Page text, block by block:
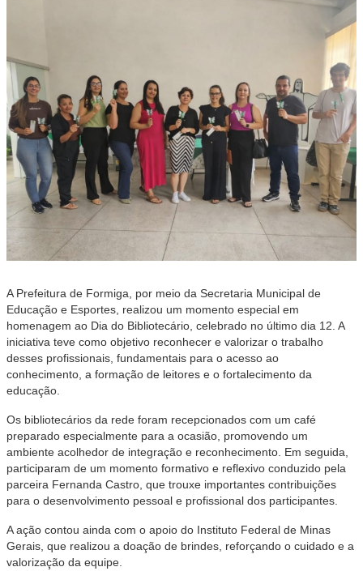
A Prefeitura de Formiga, por meio da Secretaria Municipal de
Educação e Esportes, realizou um momento especial em
homenagem ao Dia do Bibliotecário, celebrado no último dia 12. A
iniciativa teve como objetivo reconhecer e valorizar o trabalho
desses profissionais, fundamentais para o acesso ao
conhecimento, a formação de leitores e o fortalecimento da
educação.
Os bibliotecários da rede foram recepcionados com um café
preparado especialmente para a ocasião, promovendo um
ambiente acolhedor de integração e reconhecimento. Em seguida,
participaram de um momento formativo e reflexivo conduzido pela
parceira Fernanda Castro, que trouxe importantes contribuições
para o desenvolvimento pessoal e profissional dos participantes.
A ação contou ainda com o apoio do Instituto Federal de Minas
Gerais, que realizou a doação de brindes, reforçando o cuidado e a
valorização da equipe.